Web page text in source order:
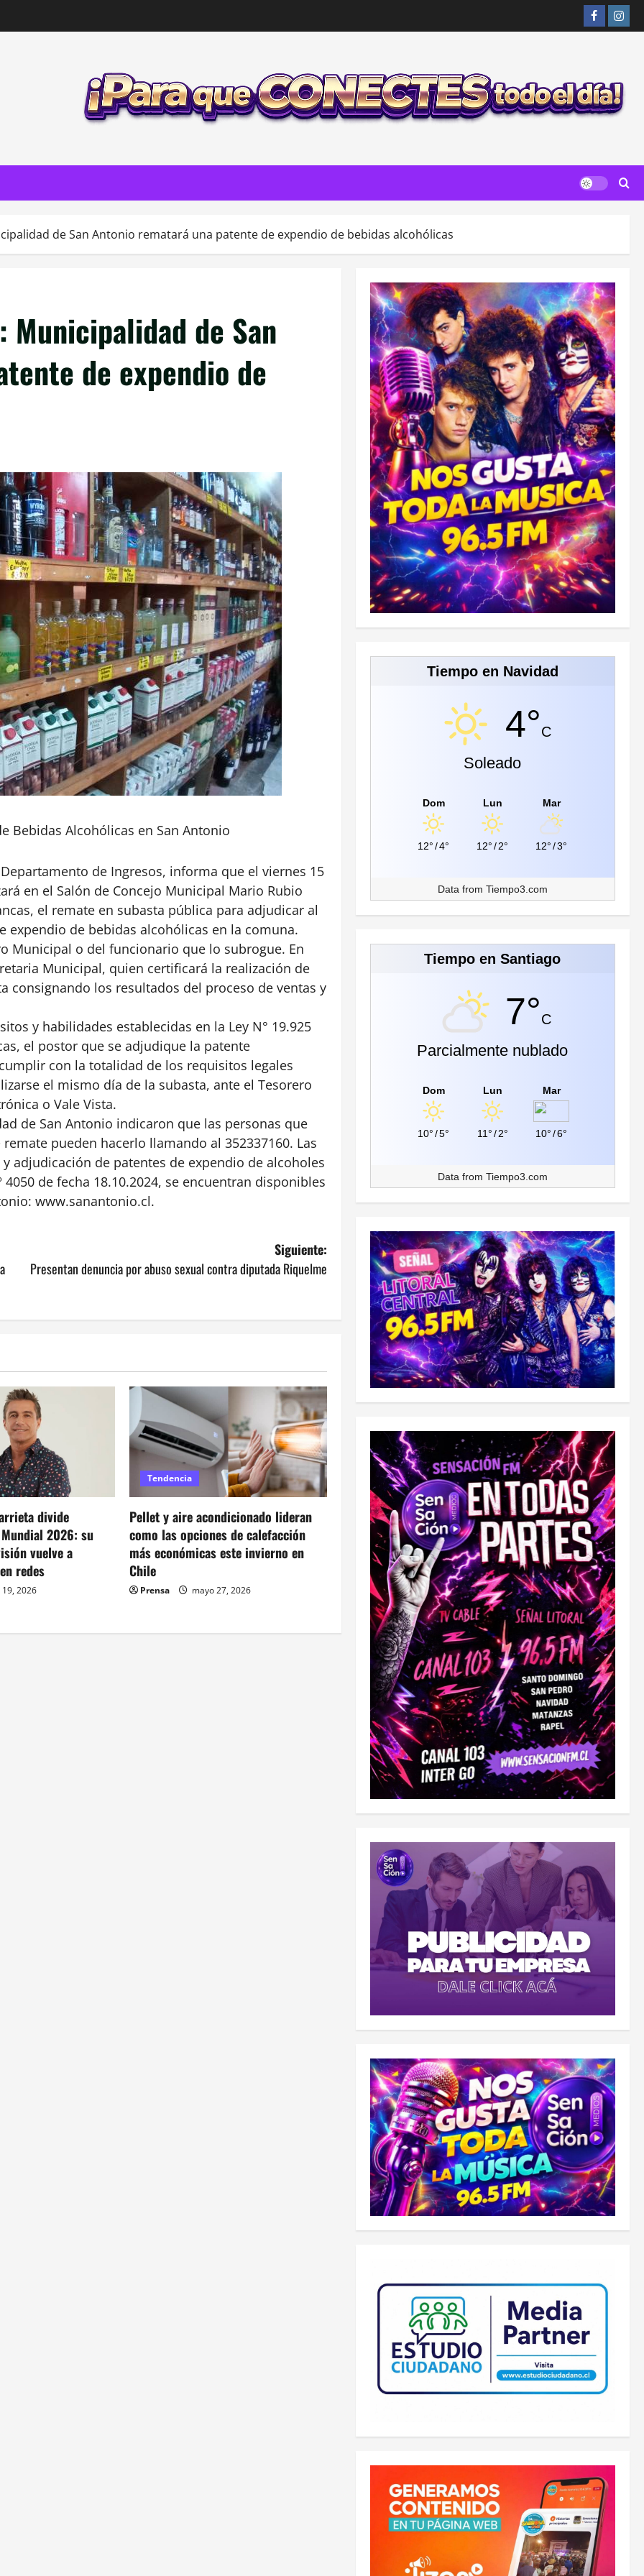
Facebook
de San Antonio rematará una patente de expendio de bebidas alcohólicas
Municipalidad de San
de expendio de
Bebidas Alcohólicas en San Antonio
de Ingresos, informa que el viernes 15
en el Salón de Concejo Municipal Mario Rubio
el remate en subasta pública para adjudicar al
de bebidas alcohólicas en la comuna.
Municipal o del funcionario que lo subrogue. En
Municipal, quien certificará la realización de
consignando los resultados del proceso de ventas y
y habilidades establecidas en la Ley N° 19.925
el postor que se adjudique la patente
con la totalidad de los requisitos legales
el mismo día de la subasta, ante el Tesorero
o Vale Vista.
de San Antonio indicaron que las personas que
pueden hacerlo llamando al 352337160. Las
adjudicación de patentes de expendio de alcoholes
de fecha 18.10.2024, se encuentran disponibles
www.sanantonio.cl.
Siguiente:
Presentan denuncia por abuso sexual contra diputada Riquelme
divide
2026: su
vuelve a
redes
19, 2026
Tendencia
Pellet y aire acondicionado lideran
como las opciones de calefacción
más económicas este invierno en
Chile
Prensa mayo 27, 2026
Tiempo en Navidad
4°C
Soleado
Dom
12° /4°
Lun
12° /2°
Mar
12° /3°
Data from Tiempo3.com
Tiempo en Santiago
7°C
Parcialmente nublado
Dom
10° /5°
Lun
11°/2°
Mar
10° /6°
Data from Tiempo3.com